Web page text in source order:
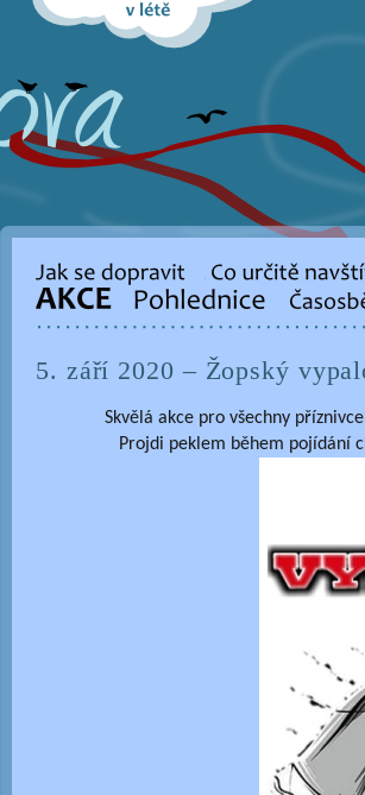
5. září 2020 – Žopský
Skvělá akce pro všechny
Projdi peklem během pojídání